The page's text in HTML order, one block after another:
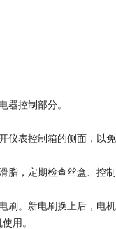
控制部分。
表控制箱的侧面，以免
，定期检查丝盒、控制
。新电刷换上后，电
用。